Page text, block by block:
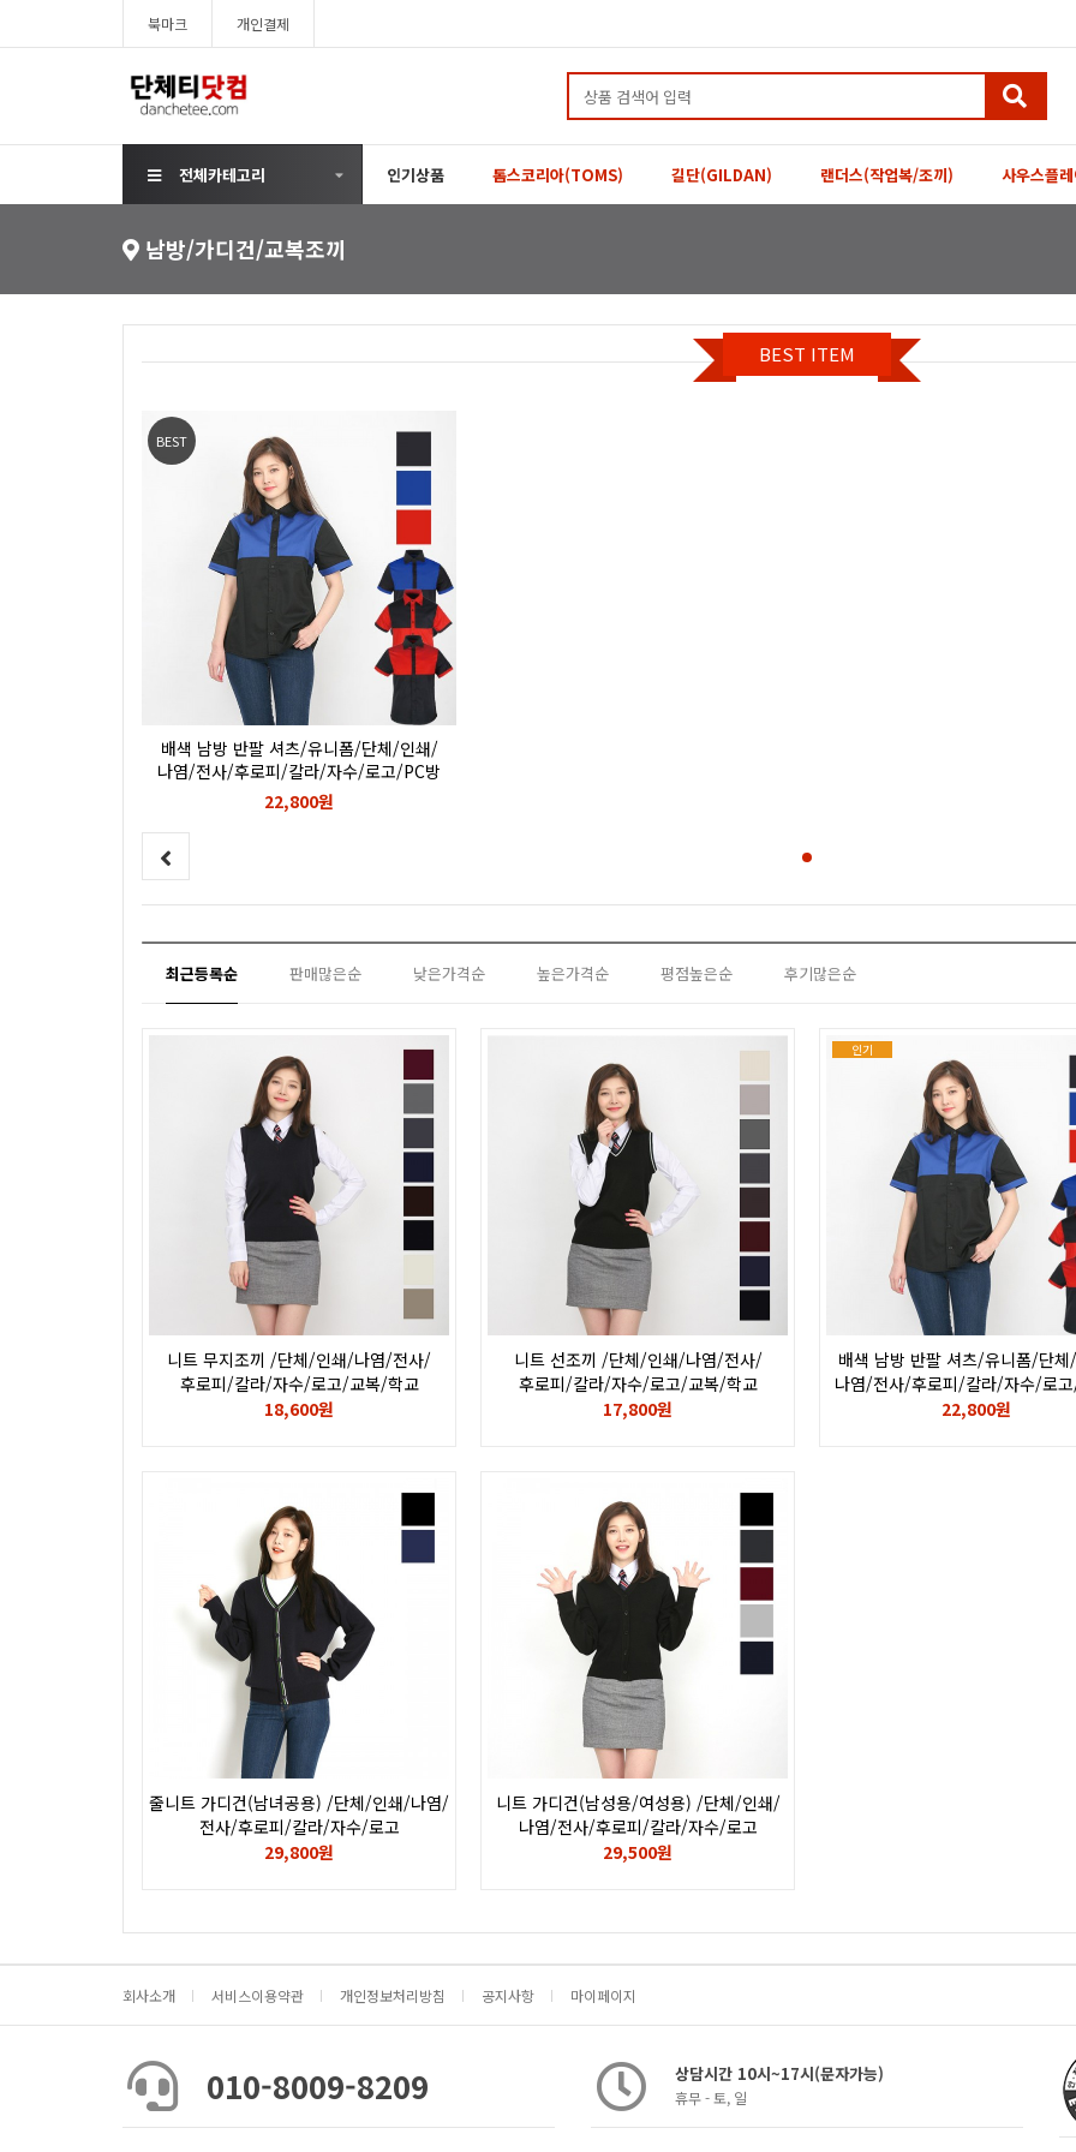
북마크 개인결제
전체카테고리 인기상품 톰스코리아(TOMS) 길단(GILDAN) 랜더스(작업복/조끼) 사우스플
남방/가디건/교복조끼
BEST ITEM
BEST
배색 남방 반팔 셔츠/유니폼/단체/인쇄/
나염/전사/후로피/칼라/자수/로고/PC방
아르바이트
22,800원
최근등록순 판매많은순 낮은가격순 높은가격순 평점높은순 후기많은순
니트 무지조끼 /단체/인쇄/나염/전사/
후로피/칼라/자수/로고/교복/학교
18,600원
니트 선조끼 /단체/인쇄/나염/전사/
후로피/칼라/자수/로고/교복/학교
17,800원
인기
배색 남방 반팔 셔츠/유니폼/단
나염/전사/후로피/칼라/자수/로
아르바이트
22,800원
줄니트 가디건(남녀공용) /단체/인쇄/나염/
전사/후로피/칼라/자수/로고
29,800원
니트 가디건(남성용/여성용) /단체/인쇄/
나염/전사/후로피/칼라/자수/로고
29,500원
회사소개 서비스이용약관 개인정보처리방침 공지사항 마이페이지
010-8009-8209 상담시간 10시~17시(문자가능)
휴무 - 토, 일